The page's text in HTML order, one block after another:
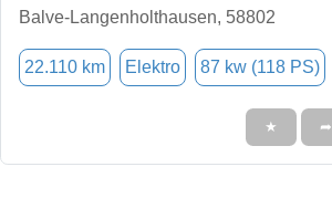
Balve-Langenholthausen, 58802
22.110 km Elektro 87 kw (118 PS)
★ ➦